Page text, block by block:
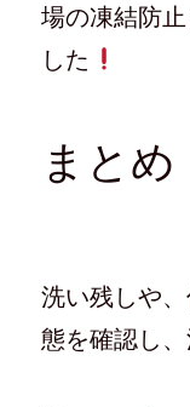
場の凍結防
した
まとめ
洗い残しや
態を確認し